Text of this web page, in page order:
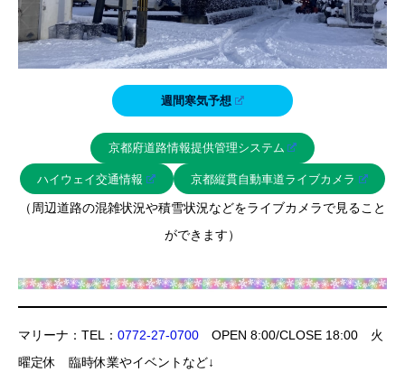
週間寒気予想
京都府道路情報提供管理システム
ハイウェイ交通情報 京都縦貫自動車道ライブカメラ
（周辺道路の混雑状況や積雪状況などをライブカメラで見ること
ができます）
マリーナ：TEL： 0772-27-0700 OPEN 8:00/CLOSE 18:00 火
曜定休 臨時休業やイベントなど↓